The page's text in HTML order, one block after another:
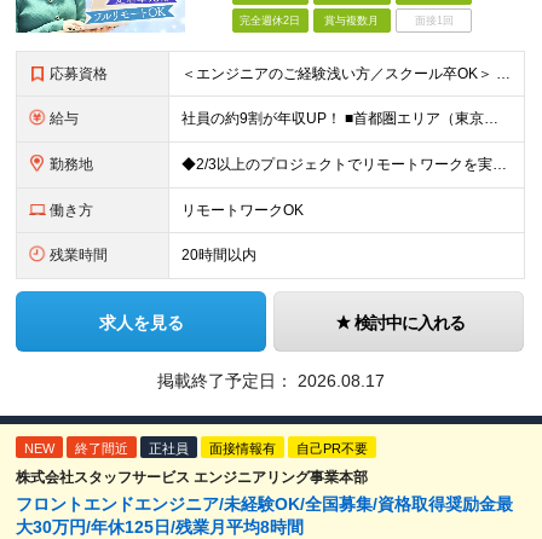
完全週休2日 賞与複数月 面接1回
応募資格 ＜エンジニアのご経験浅い方／スクール卒OK＞ ◆学歴不問 ◆未経験OK ＜こんな方は大歓迎！＞ ◎今の収入に不満がある方 ◎新しい言語・スキルに挑戦したい方 ◎腰を据えて活躍したい方 ◎頑張りを評価
給与 社員の約9割が年収UP！ ■首都圏エリア（東京、神奈川、千葉、埼玉勤務） 月給25万円～26万円（固定残業代含む） ※固定残業代は、時間外労働の有無に関わらず17時間分を30,000円～31,200
勤務地 ◆2/3以上のプロジェクトでリモートワークを実施中！ ≪自社拠点≫ ・東京本社／東京都千代田区丸の内二丁目6番1号 丸の内パークビルディング6階 ・関西支社／⼤阪府⼤阪市中央区安⼟町2-3-13 ⼤
働き方 リモートワークOK
残業時間 20時間以内
求人を見る 検討中に入れる
掲載終了予定日： 2026.08.17
NEW 終了間近 正社員 面接情報有 自己PR不要
株式会社スタッフサービス エンジニアリング事業本部
フロントエンドエンジニア/未経験OK/全国募集/資格取得奨励金最
大30万円/年休125日/残業月平均8時間